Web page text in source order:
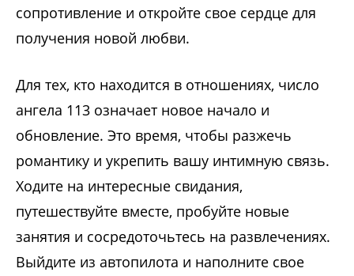
сопротивление и откройте свое сердце для
получения новой любви.
Для тех, кто находится в отношениях, число
ангела 113 означает новое начало и
обновление. Это время, чтобы разжечь
романтику и укрепить вашу интимную связь.
Ходите на интересные свидания,
путешествуйте вместе, пробуйте новые
занятия и сосредоточьтесь на развлечениях.
Выйдите из автопилота и наполните свое